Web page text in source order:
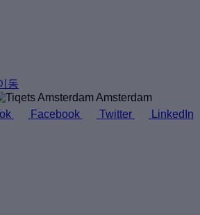
Amsterdam
Facebook Twitter LinkedIn